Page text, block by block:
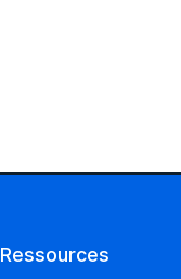
Ressources